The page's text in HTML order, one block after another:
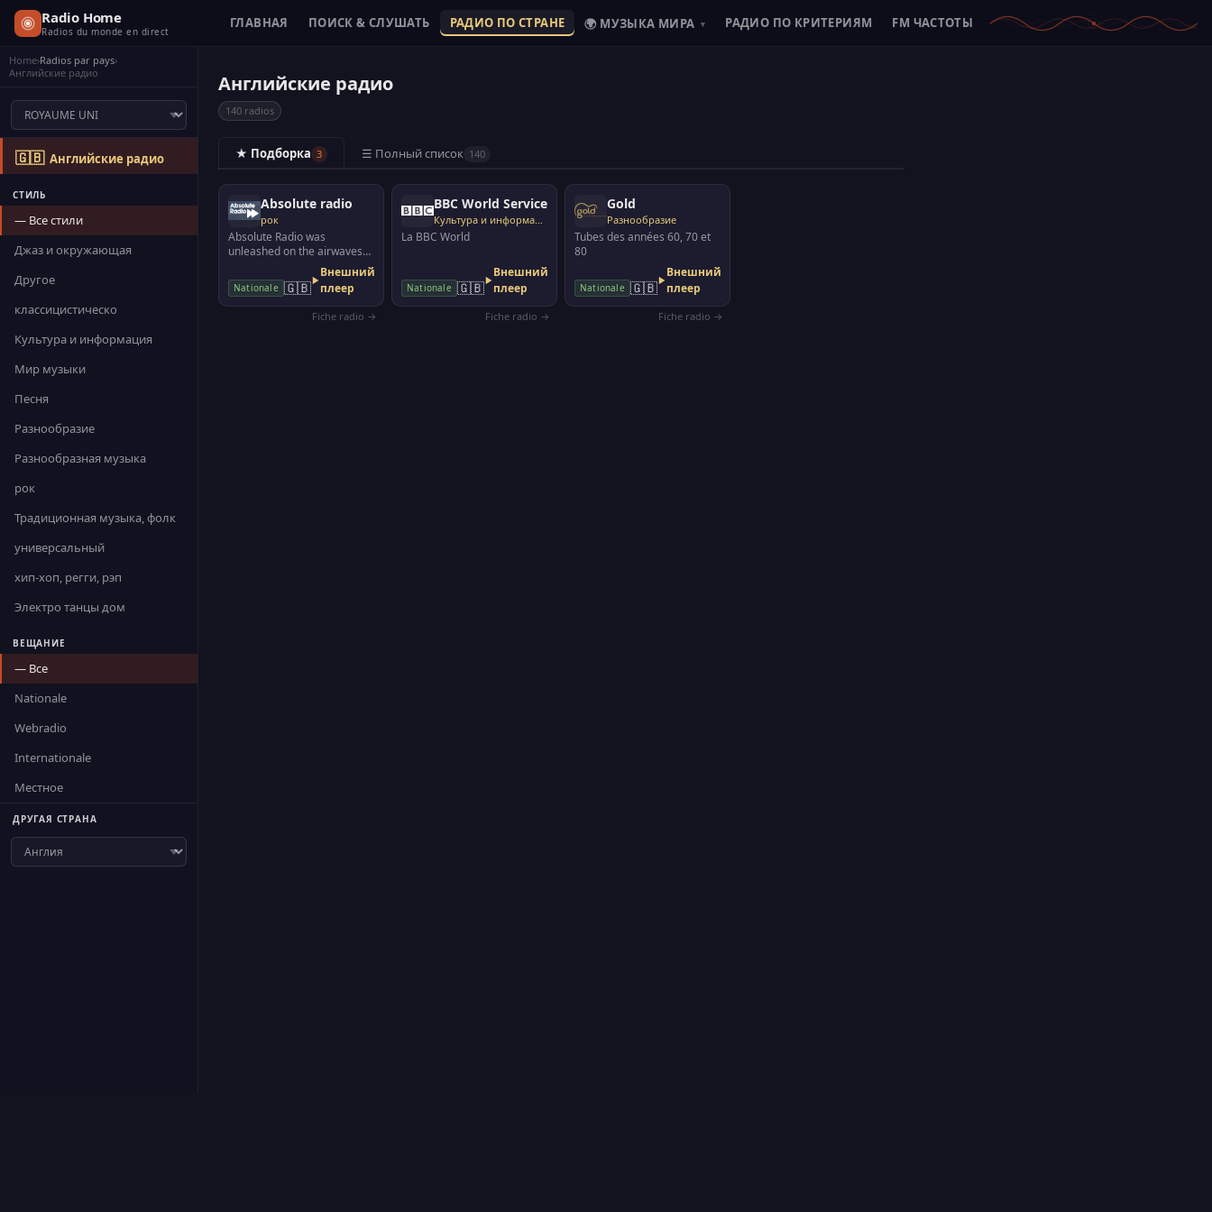
Radio Home
Radios du monde en direct
ГЛАВНАЯ ПОИСК & СЛУШАТЬ РАДИО ПО СТРАНЕ 🌍 МУЗЫКА МИРА ▾ РАДИО ПО КРИТЕРИЯМ FM ЧАСТОТЫ
Home›Radios par pays›
Английские радио
🇬🇧 Английские радио
СТИЛЬ
— Все стили
Джаз и окружающая
Другое
классицистическо
Культура и информация
Мир музыки
Песня
Разнообразие
Разнообразная музыка
рок
Традиционная музыка, фолк
универсальный
хип-хоп, регги, рэп
Электро танцы дом
ВЕЩАНИЕ
— Все
Nationale
Webradio
Internationale
Местное
ДРУГАЯ СТРАНА
Английские радио
140 radios
★ Подборка 3 ☰ Полный список 140
Absolute radio
рок
Absolute Radio was
unleashed on the airwaves
on Monday 29th September
2008 with a mission to help…
Nationale 🇬🇧
Внешний
плеер
Fiche radio →
BBC World Service
Культура и информация
La BBC World
Nationale 🇬🇧
Внешний
плеер
Fiche radio →
Gold
Разнообразие
Tubes des années 60, 70 et
80
Nationale 🇬🇧
Внешний
плеер
Fiche radio →